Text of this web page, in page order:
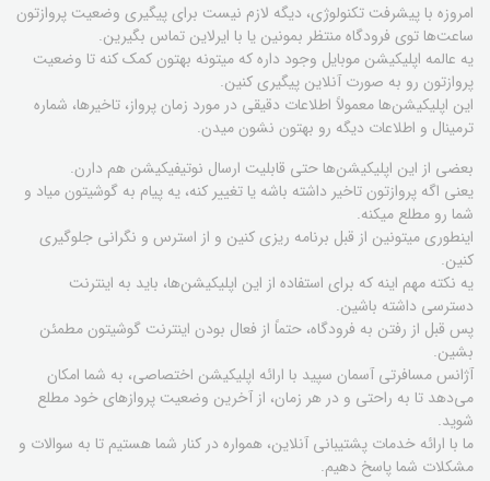
امروزه با پیشرفت تکنولوژی، دیگه لازم نیست برای پیگیری وضعیت پروازتون
ساعت‌ها توی فرودگاه منتظر بمونین یا با ایرلاین تماس بگیرین.
یه عالمه اپلیکیشن موبایل وجود داره که میتونه بهتون کمک کنه تا وضعیت
پروازتون رو به صورت آنلاین پیگیری کنین.
این اپلیکیشن‌ها معمولاً اطلاعات دقیقی در مورد زمان پرواز، تاخیرها، شماره
ترمینال و اطلاعات دیگه رو بهتون نشون میدن.
بعضی از این اپلیکیشن‌ها حتی قابلیت ارسال نوتیفیکیشن هم دارن.
یعنی اگه پروازتون تاخیر داشته باشه یا تغییر کنه، یه پیام به گوشیتون میاد و
شما رو مطلع میکنه.
اینطوری میتونین از قبل برنامه ریزی کنین و از استرس و نگرانی جلوگیری
کنین.
یه نکته مهم اینه که برای استفاده از این اپلیکیشن‌ها، باید به اینترنت
دسترسی داشته باشین.
پس قبل از رفتن به فرودگاه، حتماً از فعال بودن اینترنت گوشیتون مطمئن
بشین.
آژانس مسافرتی آسمان سپید با ارائه اپلیکیشن اختصاصی، به شما امکان
می‌دهد تا به راحتی و در هر زمان، از آخرین وضعیت پروازهای خود مطلع
شوید.
ما با ارائه خدمات پشتیبانی آنلاین، همواره در کنار شما هستیم تا به سوالات و
مشکلات شما پاسخ دهیم.